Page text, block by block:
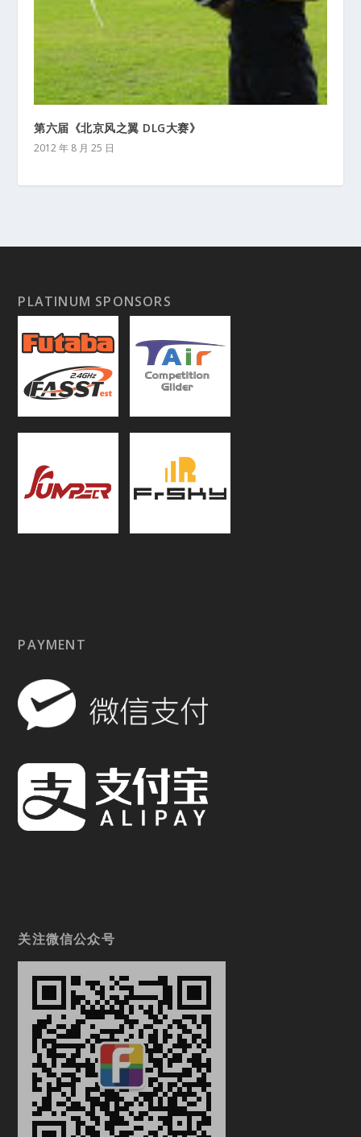
第六届《北京风之翼 DLG大赛》
2012 年 8 月 25 日
PLATINUM SPONSORS
PAYMENT
关注微信公众号